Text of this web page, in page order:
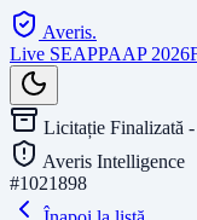
Averis.
Live SEAPPAAP 2026
Licitație Finalizată
Averis Intelligence
#1021898